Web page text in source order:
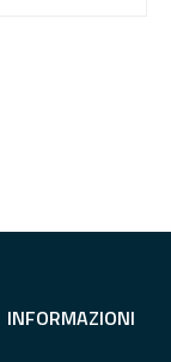
INFORMAZIONI